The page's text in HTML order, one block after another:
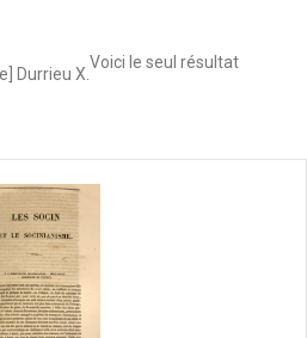
Durrieu X.
Voici le seul résultat